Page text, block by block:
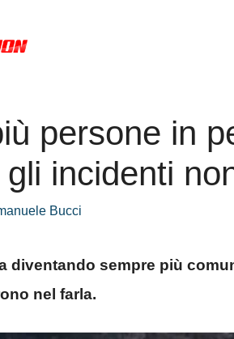
persone in
incidenti
Bucci
diventando sempre più
nel farla.